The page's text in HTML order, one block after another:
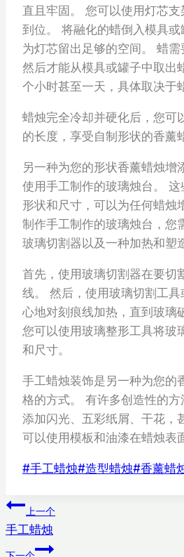
直且牢固。 您可以使用灯芯
到位。 将融化的蜡倒入模具
为灯芯留出足够的空间。 蜡需
然后才能从模具或罐子中取出
个小时甚至一天，具体取决于
蜡烛完全冷却并硬化后，您可
的长度，享受自制形状的香薰
另一种为您的形状香薰蜡烛增
使用手工制作的玻璃烛台。
形状和尺寸，可以为任何蜡烛
制作手工制作的玻璃烛台，您
玻璃切割器以及一种加热和塑
首先，使用玻璃切割器在要切
线。 然后，使用玻璃切割工
心地对刻痕线加热，直到玻璃
您可以使用玻璃整形工具将玻
和尺寸。
手工蜡烛装饰是另一种为您的
格的方式。 有许多创造性的
添加闪光、五彩纸屑、干花，
可以使用模板和油漆在蜡烛表
文
标
签：
#手工蜡烛#造型蜡烛#香薰蜡
文
章
上一个
手工蜡烛